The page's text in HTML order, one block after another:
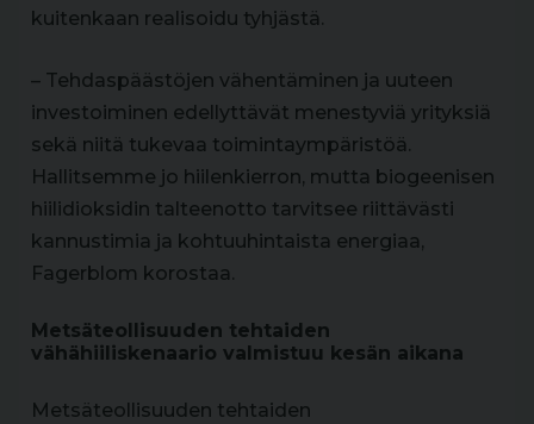
kuitenkaan realisoidu tyhjästä.
– Tehdaspäästöjen vähentäminen ja uuteen
investoiminen edellyttävät menestyviä yrityksiä
sekä niitä tukevaa toimintaympäristöä.
Hallitsemme jo hiilenkierron, mutta biogeenisen
hiilidioksidin talteenotto tarvitsee riittävästi
kannustimia ja kohtuuhintaista energiaa,
Fagerblom korostaa.
Metsäteollisuuden tehtaiden
vähähiiliskenaario valmistuu kesän aikana
Metsäteollisuuden tehtaiden